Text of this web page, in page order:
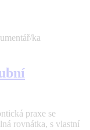
praxe se
rovnátka, s vlastní